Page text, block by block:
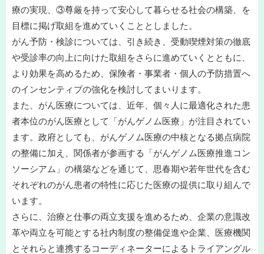
療の実現、③尊厳を持って安心して暮らせる社会の構築、を
目標に掲げ取組を進めていくこととしました。
がん予防・検診については、引き続き、受動喫煙対策の徹底
や受診率の向上に向けた取組をさらに進めていくとともに、
より効果を高めるため、保険者・事業者・個人の予防措置へ
のインセンティブの強化を検討してまいります。
また、がん医療については、近年、個々人に最適化された患
者本位のがん医療として「がんゲノム医療」が注目されてい
ます。政府としても、がんゲノム医療の中核となる拠点病院
の整備に加え、関係者が参画する「がんゲノム医療推進コン
ソーシアム」の構築などを通じて、思春期や若年世代を含む
それぞれのがん患者の特性に応じた医療の提供に取り組んで
います。
さらに、治療と仕事の両立支援を進めるため、企業の意識改
革や両立を可能とする社内制度の整備促進や企業、医療機関
とそれらと連携するコーディネーターによるトライアングル